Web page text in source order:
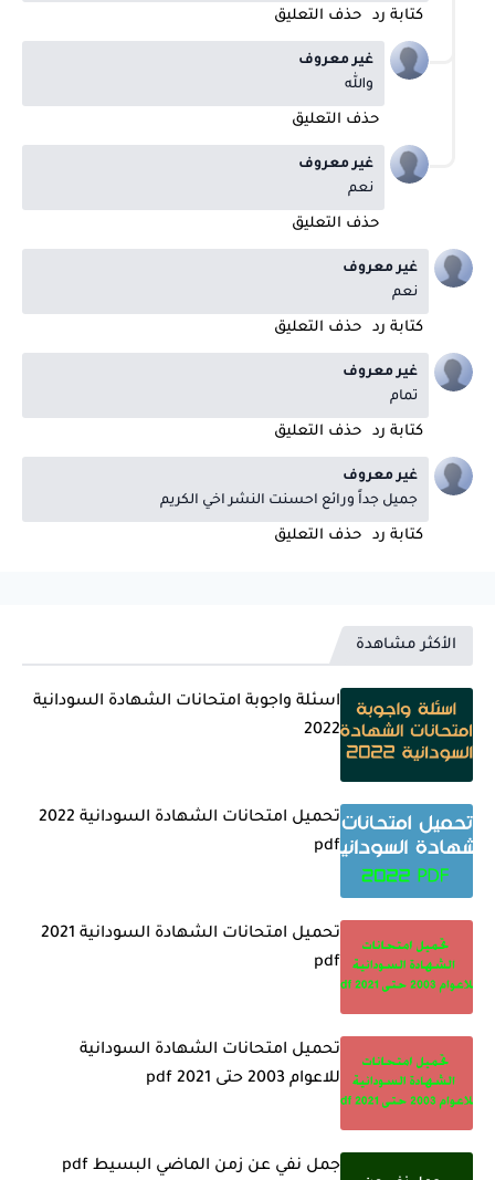
كتابة رد حذف التعليق
غير معروف
والله
حذف التعليق
غير معروف
نعم
حذف التعليق
غير معروف
نعم
كتابة رد حذف التعليق
غير معروف
تمام
كتابة رد حذف التعليق
غير معروف
جميل جداً ورائع احسنت النشر اخي الكريم
كتابة رد حذف التعليق
الأكثر مشاهدة
اسئلة واجوبة امتحانات الشهادة السودانية
2022
تحميل امتحانات الشهادة السودانية 2022
pdf
تحميل امتحانات الشهادة السودانية 2021
pdf
تحميل امتحانات الشهادة السودانية
للاعوام 2003 حتى 2021 pdf
جمل نفي عن زمن الماضي البسيط pdf